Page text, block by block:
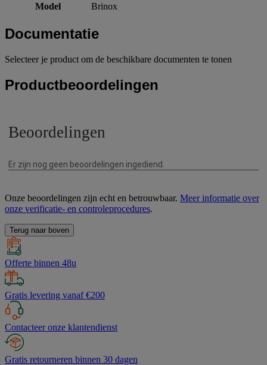
Model
Brinox
Documentatie
Selecteer je product om de beschikbare documenten te tonen
Productbeoordelingen
Onze beoordelingen zijn echt en betrouwbaar. Meer informatie over
onze verificatie- en controleprocedures.
Terug naar boven
Offerte binnen 48u
Gratis levering vanaf €200
Contacteer onze klantendienst
Gratis retourneren binnen 30 dagen